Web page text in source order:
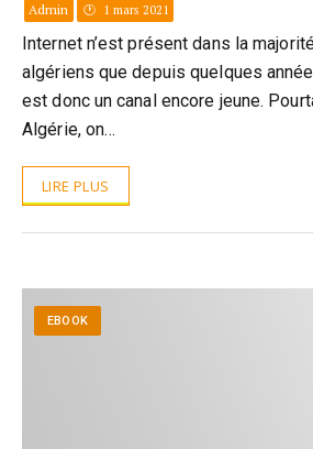
Admin 1 mars 2021
Internet n’est présent dans la
algériens que depuis quelques
est donc un canal encore jeune.
Algérie, on…
LIRE PLUS
EBOOK